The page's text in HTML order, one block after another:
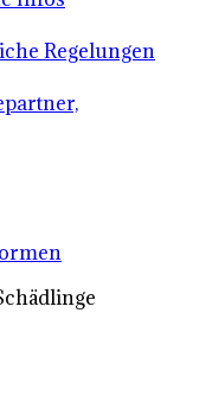
Regelungen